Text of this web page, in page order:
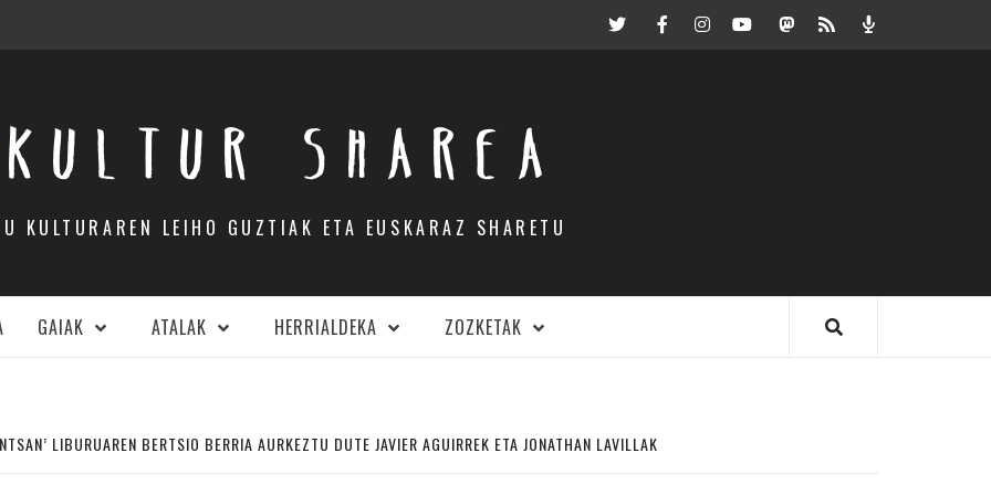
TwitterFacebookInstagramYoutubeMastodon.eus
RSS Podcast
KULTUR SHAREA
KULTURAREN LEIHO GUZTIAK ETA EUSKARAZ SHARETU
GAIAK ATALAK HERRIALDEKA ZOZKETAK
LIBURUAREN BERTSIO BERRIA AURKEZTU DUTE JAVIER AGUIRREK ETA JONATHAN LAVILLAK